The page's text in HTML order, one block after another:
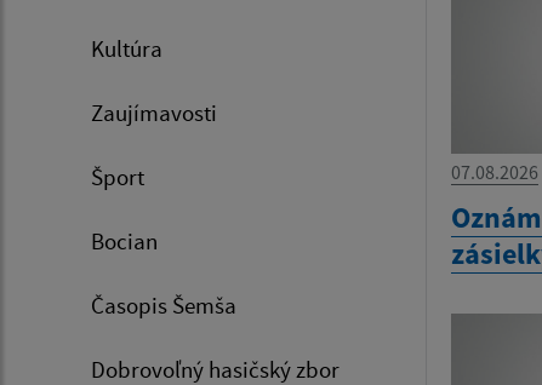
Kultúra
Zaujímavosti
Šport
Bocian
Časopis Šemša
Dobrovoľný hasičský zbor
07.08.2026